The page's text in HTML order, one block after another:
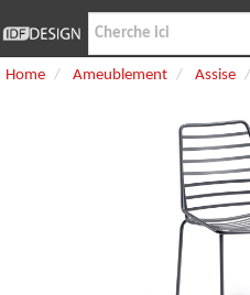
Home Ameublement Assise